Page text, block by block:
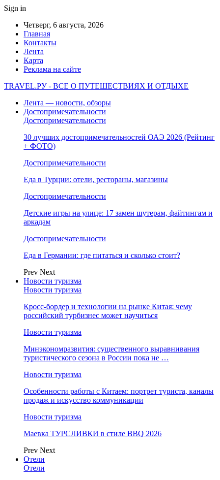
Sign in
Четверг, 6 августа, 2026
Главная
Контакты
Лента
Карта
Реклама на сайте
TRAVEL.РУ - ВСЕ О ПУТЕШЕСТВИЯХ И ОТДЫХЕ
Лента — новости, обзоры
Достопримечательности
Достопримечательности
30 лучших достопримечательностей ОАЭ 2026 (Рейтинг
+ ФОТО)
Достопримечательности
Еда в Турции: отели, рестораны, магазины
Достопримечательности
Детские игры на улице: 17 замен шутерам, файтингам и
аркадам
Достопримечательности
Еда в Германии: где питаться и сколько стоит?
Prev Next
Новости туризма
Новости туризма
Кросс-бордер и технологии на рынке Китая: чему
российский турбизнес может научиться
Новости туризма
Минэкономразвития: существенного выравнивания
туристического сезона в России пока не …
Новости туризма
Особенности работы с Китаем: портрет туриста, каналы
продаж и искусство коммуникации
Новости туризма
Маевка ТУРСЛИВКИ в стиле BBQ 2026
Prev Next
Отели
Отели